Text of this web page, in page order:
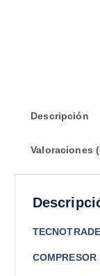
Descripción
Valoraciones